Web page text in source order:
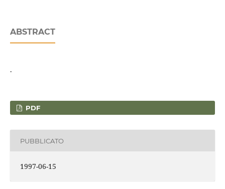
ABSTRACT
.
PDF
PUBBLICATO
1997-06-15